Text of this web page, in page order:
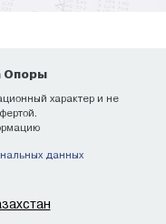
Опоры
характер и не
данных